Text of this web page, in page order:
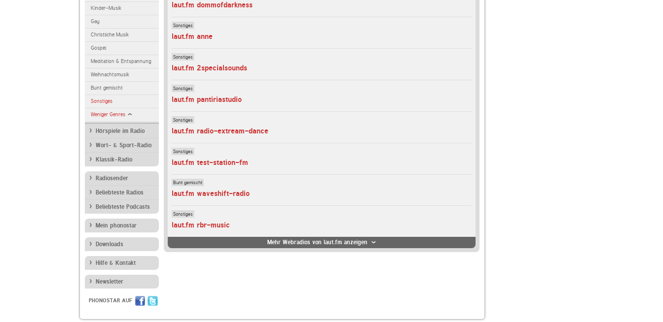
Kinder-Musik
Gay
Christliche Musik
Gospel
Meditation & Entspannung
Weihnachtsmusik
Bunt gemischt
Sonstiges
Weniger Genres
Hörspiele im Radio
Wort- & Sport-Radio
Klassik-Radio
Radiosender
Beliebteste Radios
Beliebteste Podcasts
Mein phonostar
Downloads
Hilfe & Kontakt
Newsletter
PHONOSTAR AUF
laut.fm dommofdarkness
Sonstiges
laut.fm anne
Sonstiges
laut.fm 2specialsounds
Sonstiges
laut.fm pantiriastudio
Sonstiges
laut.fm radio-extream-dance
Sonstiges
laut.fm test-station-fm
Bunt gemischt
laut.fm waveshift-radio
Sonstiges
laut.fm rbr-music
Mehr Webradios von laut.fm anzeigen